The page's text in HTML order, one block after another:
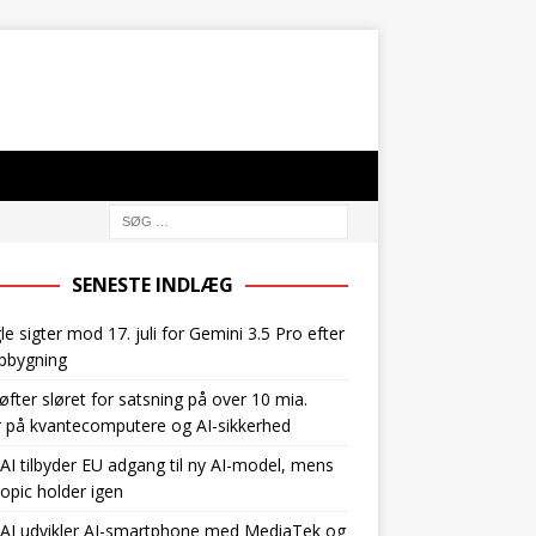
SENESTE INDLÆG
sigter mod 17. juli for Gemini 3.5 Pro efter
sløret for satsning på over 10 mia.
på kvantecomputere og AI-sikkerhed
tilbyder EU adgang til ny AI-model, mens
holder igen
udvikler AI-smartphone med MediaTek og